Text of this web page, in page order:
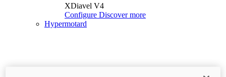
XDiavel V4
Configure Discover more
Hypermotard